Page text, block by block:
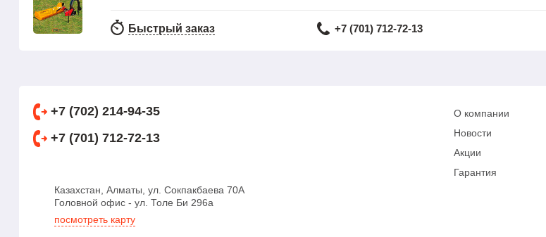
Быстрый заказ +7 (701) 712-72-13
+7 (702) 214-94-35
+7 (701) 712-72-13
Казахстан, Алматы, ул. Сокпакбаева 70А
Головной офис - ул. Толе Би 296а
посмотреть карту
О компании
Новости
Акции
Гарантия